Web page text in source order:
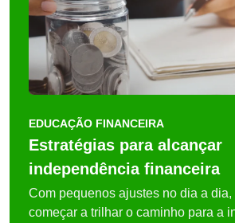
EDUCAÇÃO FINANCEIRA
Estratégias para alcançar
independência financeira
Com pequenos ajustes no dia a
começar a trilhar o caminho para a